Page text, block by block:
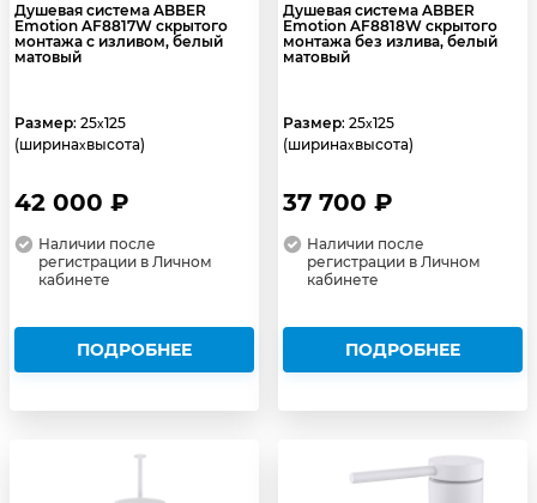
Душевая система ABBER
Emotion AF8817W скрытого
монтажа с изливом, белый
матовый
Размер: 25x125
(ширинаxвысота)
42 000 ₽
Наличии после
регистрации в Личном
кабинете
ПОДРОБНЕЕ
Душевая система ABBER
Emotion AF8818W скрытого
монтажа без излива, белый
матовый
Размер: 25x125
(ширинаxвысота)
37 700 ₽
Наличии после
регистрации в Личном
кабинете
ПОДРОБНЕЕ